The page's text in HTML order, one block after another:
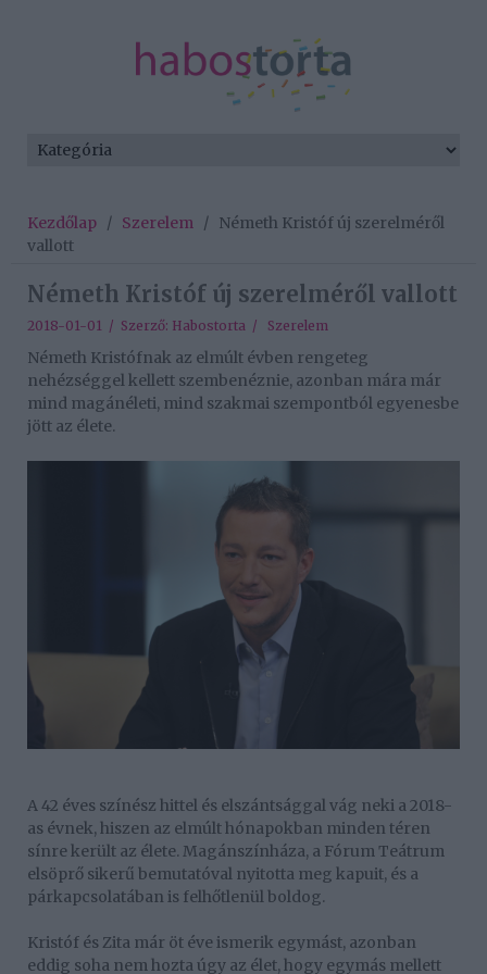
Kezdőlap / Szerelem / Németh Kristóf új szerelméről
vallott
Németh Kristóf új szerelméről vallott
2018-01-01 / Szerző: Habostorta / Szerelem
Németh Kristófnak az elmúlt évben rengeteg
nehézséggel kellett szembenéznie, azonban mára már
mind magánéleti, mind szakmai szempontból egyenesbe
jött az élete.
A 42 éves színész hittel és elszántsággal vág neki a 2018-
as évnek, hiszen az elmúlt hónapokban minden téren
sínre került az élete. Magánszínháza, a Fórum Teátrum
elsöprő sikerű bemutatóval nyitotta meg kapuit, és a
párkapcsolatában is felhőtlenül boldog.
Kristóf és Zita már öt éve ismerik egymást, azonban
eddig soha nem hozta úgy az élet, hogy egymás mellett